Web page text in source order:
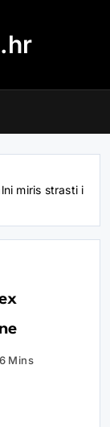
miris strasti i
6 Mins